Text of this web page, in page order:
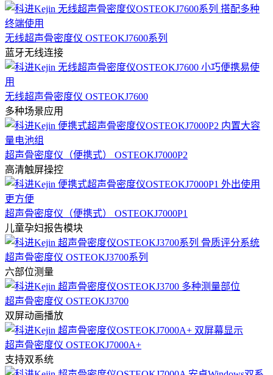
无线超声骨密度仪 OSTEOKJ7600系列
蓝牙无线连接
无线超声骨密度仪 OSTEOKJ7600
多种场景应用
超声骨密度仪（便携式） OSTEOKJ7000P2
高清触屏操控
超声骨密度仪（便携式） OSTEOKJ7000P1
儿童孕妇报告模块
超声骨密度仪 OSTEOKJ3700系列
六部位测量
超声骨密度仪 OSTEOKJ3700
双屏动画播放
超声骨密度仪 OSTEOKJ7000A+
支持双系统